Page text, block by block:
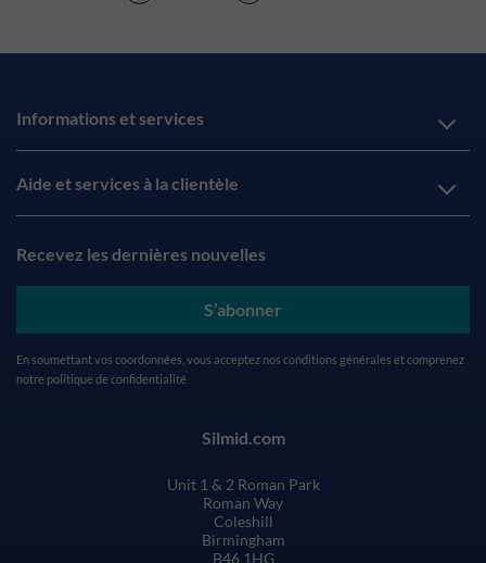
Informations et services
Aide et services à la clientèle
Recevez les dernières nouvelles
S’abonner
En soumettant vos coordonnées, vous acceptez nos conditions générales et comprenez
notre politique de confidentialité
Silmid.com
Unit 1 & 2 Roman Park
Roman Way
Coleshill
Birmingham
B46 1HG